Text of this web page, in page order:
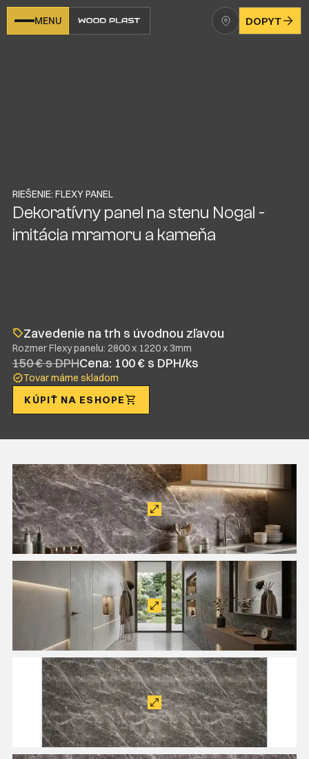
MENU DOPYT
RIEŠENIE: FLEXY PANEL
Dekoratívny panel na stenu Nogal -
imitácia mramoru a kameňa
Zavedenie na trh s úvodnou zľavou
Rozmer Flexy panelu: 2800 x 1220 x 3mm
150 € s DPHCena: 100 € s DPH/ks
Tovar máme skladom
KÚPIŤ NA ESHOPE